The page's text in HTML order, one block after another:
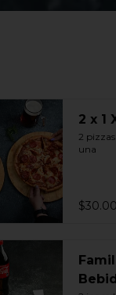
2 x 1
2
una